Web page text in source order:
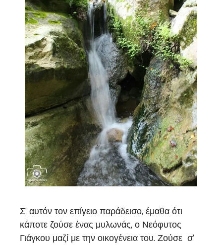
Σ’ αυτόν τον επίγειο παράδεισο, έμαθα ότι
κάποτε ζούσε ένας μυλωνάς, ο Νεόφυτος
Γιάγκου μαζί με την οικογένεια του. Ζούσε σ’